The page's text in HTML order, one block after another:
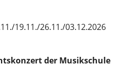
19.11./26.11./03.12.2026
der Musikschule